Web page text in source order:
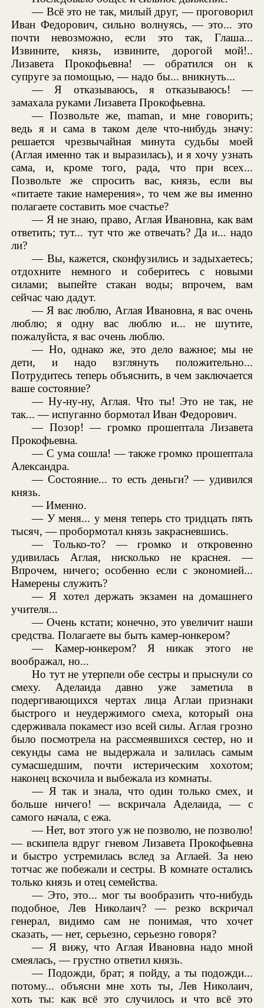
— Всё это не так, милый друг, — проговорил
Иван Федорович, сильно волнуясь, — это... это
почти невозможно, если это так, Глаша...
Извините, князь, извините, дорогой мой!..
Лизавета Прокофьевна! — обратился он к
супруге за помощью, — надо бы... вникнуть...
— Я отказываюсь, я отказываюсь! —
замахала руками Лизавета Прокофьевна.
— Позвольте же, maman, и мне говорить;
ведь я и сама в таком деле что-нибудь значу:
решается чрезвычайная минута судьбы моей
(Аглая именно так и выразилась), и я хочу узнать
сама, и, кроме того, рада, что при всех...
Позвольте же спросить вас, князь, если вы
«питаете такие намерения», то чем же вы именно
полагаете составить мое счастье?
— Я не знаю, право, Аглая Ивановна, как вам
ответить; тут... тут что же отвечать? Да и... надо
ли?
— Вы, кажется, сконфузились и задыхаетесь;
отдохните немного и соберитесь с новыми
силами; выпейте стакан воды; впрочем, вам
сейчас чаю дадут.
— Я вас люблю, Аглая Ивановна, я вас очень
люблю; я одну вас люблю и... не шутите,
пожалуйста, я вас очень люблю.
— Но, однако же, это дело важное; мы не
дети, и надо взглянуть положительно...
Потрудитесь теперь объяснить, в чем заключается
ваше состояние?
— Ну-ну-ну, Аглая. Что ты! Это не так, не
так... — испуганно бормотал Иван Федорович.
— Позор! — громко прошептала Лизавета
Прокофьевна.
— С ума сошла! — также громко прошептала
Александра.
— Состояние... то есть деньги? — удивился
князь.
— Именно.
— У меня... у меня теперь сто тридцать пять
тысяч, — пробормотал князь закрасневшись.
— Только-то? — громко и откровенно
удивилась Аглая, нисколько не краснея. —
Впрочем, ничего; особенно если с экономией...
Намерены служить?
— Я хотел держать экзамен на домашнего
учителя...
— Очень кстати; конечно, это увеличит наши
средства. Полагаете вы быть камер-юнкером?
— Камер-юнкером? Я никак этого не
воображал, но...
Но тут не утерпели обе сестры и прыснули со
смеху. Аделаида давно уже заметила в
подергивающихся чертах лица Аглаи признаки
быстрого и неудержимого смеха, который она
сдерживала покамест изо всей силы. Аглая грозно
было посмотрела на рассмеявшихся сестер, но и
секунды сама не выдержала и залилась самым
сумасшедшим, почти истерическим хохотом;
наконец вскочила и выбежала из комнаты.
— Я так и знала, что один только смех, и
больше ничего! — вскричала Аделаида, — с
самого начала, с ежа.
— Нет, вот этого уж не позволю, не позволю!
— вскипела вдруг гневом Лизавета Прокофьевна
и быстро устремилась вслед за Аглаей. За нею
тотчас же побежали и сестры. В комнате остались
только князь и отец семейства.
— Это, это... мог ты вообразить что-нибудь
подобное, Лев Николаич? — резко вскричал
генерал, видимо сам не понимая, что хочет
сказать, — нет, серьезно, серьезно говоря?
— Я вижу, что Аглая Ивановна надо мной
смеялась, — грустно ответил князь.
— Подожди, брат; я пойду, а ты подожди...
потому... объясни мне хоть ты, Лев Николаич,
хоть ты: как всё это случилось и что всё это